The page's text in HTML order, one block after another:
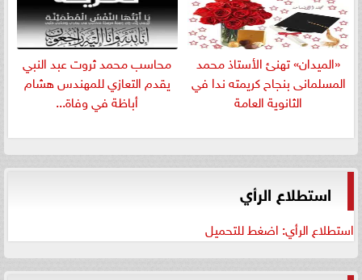
«الميدان» تهنئ الأستاذ محمد
المسلمانى بنجاح كريمته ندا في
الثانوية العامة
​محاسب محمد ثروت عبد النبي
يقدم التعازي للمهندس هشام
أباظة في وفاة...
استطلاع الرأي
استطلاع الرأي: اضغط للتحميل